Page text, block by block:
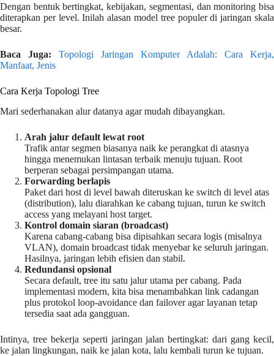
Dengan bentuk bertingkat, kebijakan, segmentasi, dan monitoring bisa
diterapkan per level. Inilah alasan model tree populer di jaringan skala
besar.
Baca Juga:
Topologi Jaringan Komputer Adalah: Cara Kerja,
Manfaat, Jenis
Cara Kerja Topologi Tree
Mari sederhanakan alur datanya agar mudah dibayangkan.
Arah jalur default lewat root
Trafik antar segmen biasanya naik ke perangkat di atasnya
hingga menemukan lintasan terbaik menuju tujuan. Root
berperan sebagai persimpangan utama.
Forwarding berlapis
Paket dari host di level bawah diteruskan ke switch di level atas
(distribution), lalu diarahkan ke cabang tujuan, turun ke switch
access yang melayani host target.
Kontrol domain siaran (broadcast)
Karena cabang-cabang bisa dipisahkan secara logis (misalnya
VLAN), domain broadcast tidak menyebar ke seluruh jaringan.
Hasilnya, jaringan lebih efisien dan stabil.
Redundansi opsional
Secara default, tree itu satu jalur utama per cabang. Pada
implementasi modern, kita bisa menambahkan link cadangan
plus protokol loop-avoidance dan failover agar layanan tetap
tersedia saat ada gangguan.
Intinya, tree bekerja seperti jaringan jalan bertingkat: dari gang kecil,
ke jalan lingkungan, naik ke jalan kota, lalu kembali turun ke tujuan.